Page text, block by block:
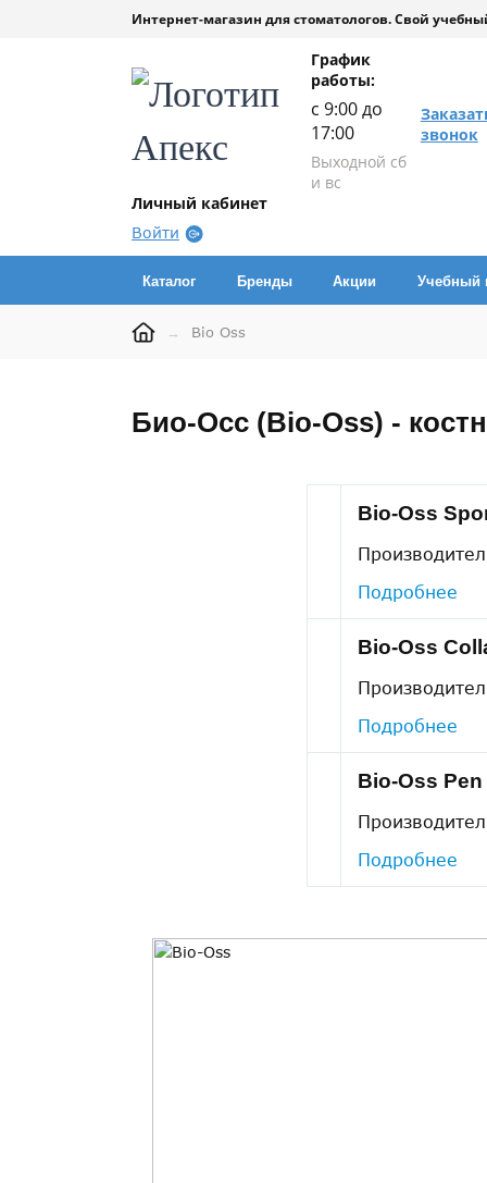
Интернет-магазин для стоматологов. Свой
График
работы:
с 9:00 до
17:00
Выходной сб
и вс
звонок
Личный кабинет
Войти
Каталог Бренды Акции Учебный
→ Bio Oss
Био-Осс (Bio-Oss) -
Bio-Oss
Подробнее
Bio-Oss
Подробнее
Bio-Oss
Подробнее